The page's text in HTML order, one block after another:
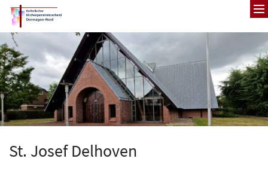
Zum Inhalt springen
St. Josef Delhoven